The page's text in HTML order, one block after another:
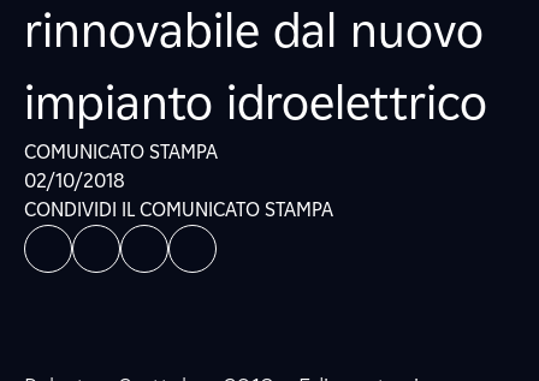
rinnovabile dal nuovo
impianto idroelettrico
COMUNICATO STAMPA
02/10/2018
CONDIVIDI IL COMUNICATO STAMPA